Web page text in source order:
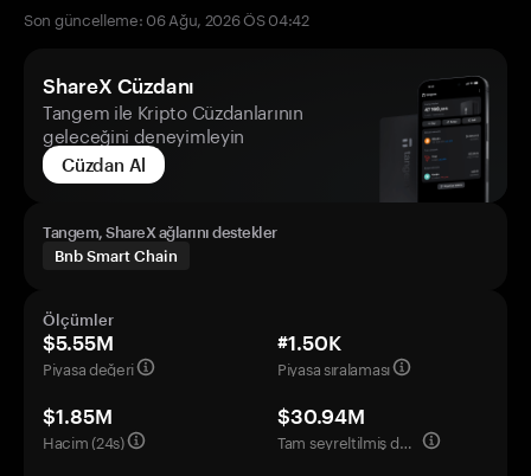
Son güncelleme: 06 Ağu, 2026 ÖS 04:42
ShareX Cüzdanı
Tangem ile Kripto Cüzdanlarının
geleceğini deneyimleyin
Cüzdan Al
Tangem, ShareX ağlarını destekler
Bnb Smart Chain
Ölçümler
$5.55M
Piyasa değeri
#1.50K
Piyasa sıralaması
$1.85M
Hacim (24s)
$30.94M
Tam seyreltilmiş değerleme